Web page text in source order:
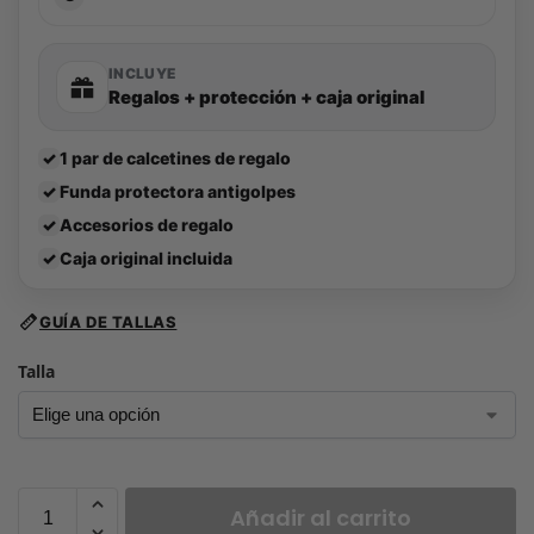
INCLUYE
Regalos + protección + caja original
✓1 par de calcetines de regalo
✓ Funda protectora antigolpes
✓ Accesorios de regalo
✓Caja original incluida
GUÍA DE TALLAS
Talla
Añadir al carrito